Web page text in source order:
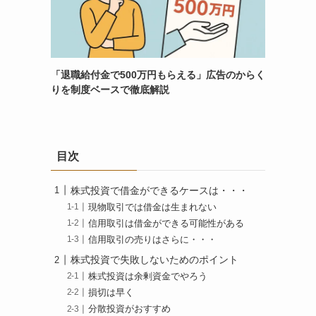
「退職給付金で500万円もらえる」広告のからく
りを制度ベースで徹底解説
目次
株式投資で借金ができるケースは・・・
現物取引では借金は生まれない
信用取引は借金ができる可能性がある
信用取引の売りはさらに・・・
株式投資で失敗しないためのポイント
株式投資は余剰資金でやろう
損切は早く
分散投資がおすすめ